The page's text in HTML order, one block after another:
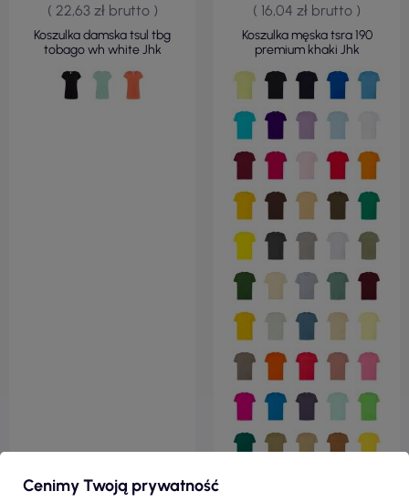
( 22,63 zł brutto )
Koszulka damska tsul tbg
tobago wh white Jhk
( 16,04 zł brutto )
Koszulka męska tsra 190
premium khaki Jhk
Cenimy Twoją prywatność